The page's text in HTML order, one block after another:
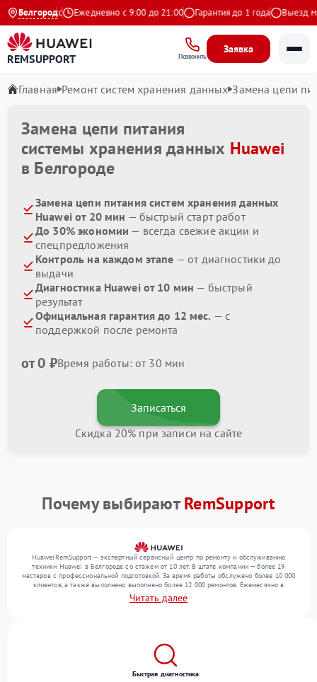
Белгород
на Яндекс Ежедневно с 9:00 до 21:00 Гарантия до 1 года Выезд
REMSUPPORT Позвонить
Заявка
Главная Ремонт систем хранения данных Замена цепи
Замена цепи питания
системы хранения данных Huawei
в Белгороде
Замена цепи питания систем хранения данных
Huawei от 20 мин — быстрый старт работ
До 30% экономии — всегда свежие акции и
спецпредложения
Контроль на каждом этапе — от диагностики до
выдачи
Диагностика Huawei от 10 мин — быстрый
результат
Официальная гарантия до 12 мес. — с
поддержкой после ремонта
от 0 ₽Время работы: от 30 мин
Записаться
Скидка 20% при записи на сайте
Почему выбираютRemSupport
HuaweiRemSupport — экспертный сервисный центр по ремонту и обслуживанию
техники Huawei в Белгороде со стажем от 10 лет. В штате компании — более 19
мастеров с профессиональной подготовкой. За время работы обслужено более 10 000
клиентов, а также выполнено выполнено более 12 000 ремонтов. Ежемесячно в
сервисный центр поступает более 300 устройств, включая , , . Мы устраняем поломки
любой сложности и обеспечиваем надежный результат благодаря опыту команды.
Читать далее
Быстрая диагностика